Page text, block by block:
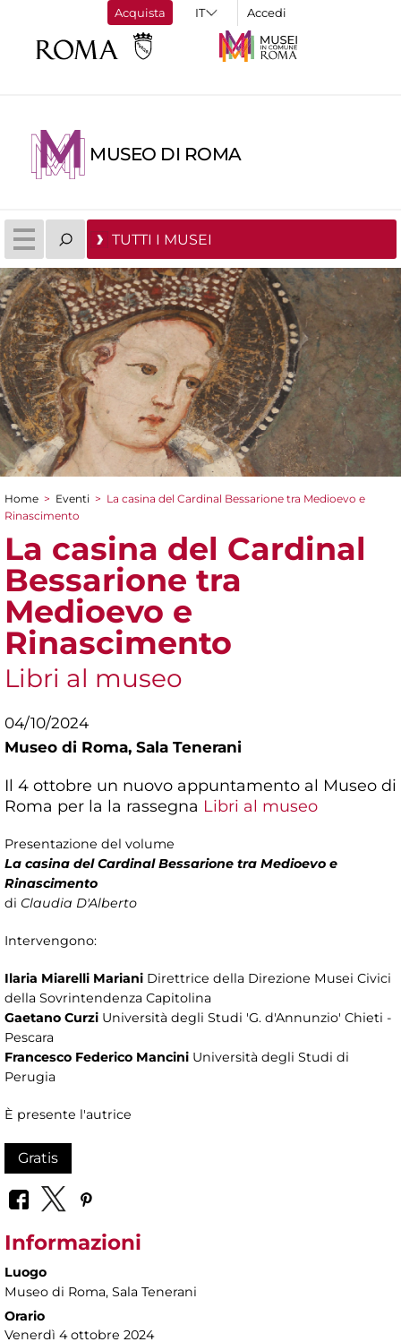
Acquista Accedi
MUSEO DI ROMA
TUTTI I MUSEI
Tu sei qui
Home > Eventi > La casina del Cardinal Bessarione tra Medioevo e
Rinascimento
La casina del Cardinal
Bessarione tra
Medioevo e
Rinascimento
Libri al museo
04/10/2024
Museo di Roma, Sala Tenerani
Il 4 ottobre un nuovo appuntamento al Museo di
Roma per la la rassegna Libri al museo
Presentazione del volume
La casina del Cardinal Bessarione tra Medioevo e
Rinascimento
di Claudia D'Alberto
Intervengono:
Ilaria Miarelli Mariani Direttrice della Direzione Musei Civici
della Sovrintendenza Capitolina
Gaetano Curzi Università degli Studi 'G. d'Annunzio' Chieti -
Pescara
Francesco Federico Mancini Università degli Studi di
Perugia
È presente l'autrice
Gratis
Informazioni
Luogo
Museo di Roma, Sala Tenerani
Orario
Venerdì 4 ottobre 2024